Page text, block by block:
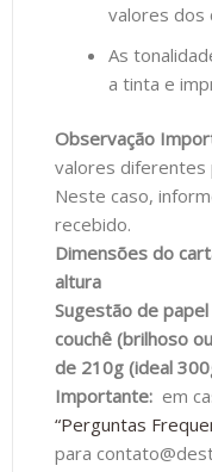
valores dos
As
a tinta e
Observação
valores diferentes
Neste caso,
recebido.
Dimensões do
altura
Sugestão de
couchê (brilhoso
de 210g (ideal
Importante: em
“Perguntas
para